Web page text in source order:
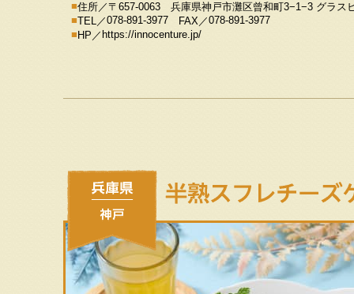
住所／〒657-0063 兵庫県神戸市灘区曾和町3−1−3 グラス
TEL／078-891-3977 FAX／078-891-3977
HP／ https://innocenture.jp/